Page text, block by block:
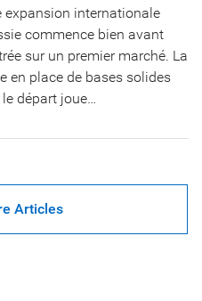
expansion internationale
commence bien avant
sur un premier marché. La
en place de bases solides
le départ joue…
Articles